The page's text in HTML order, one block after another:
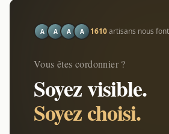
A A A A 1610artisans nous
Vous êtes cordonnier ?
Soyez visible.
Soyez choisi.